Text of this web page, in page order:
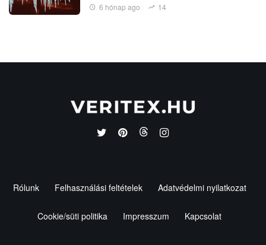
6 hónap ago 14
Rólunk Felhasználási feltételek Adatvédelmi nyilatkozat
Cookie/süti politika Impresszum Kapcsolat